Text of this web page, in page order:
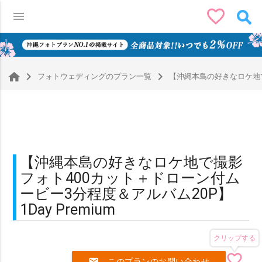
menu favorite_border
navigate_next フォトウェディングのプラン一覧 navigate_next 【沖縄本島の好きなロケ
【沖縄本島の好きなロケ地で撮影
フォト400カット＋ドローン付ム
ービー3分程度＆アルバム20P】
1Day Premium
クリップする